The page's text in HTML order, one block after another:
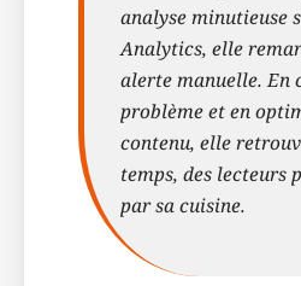
analyse minutieuse
Analytics, elle
alerte manuelle. En
problème et en
contenu, elle
temps, des lecteurs
par sa cuisine.